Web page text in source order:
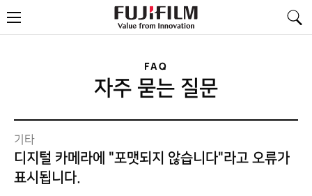
메
뉴
FAQ
자주 묻는 질문
기타
디지털 카메라에 "포맷되지 않습니다"라고 오류가
표시됩니다.